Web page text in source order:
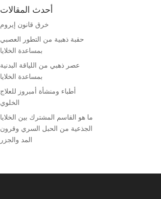
أحدث المقالات
خرق قانون إيروم
حقبة ذهبية من التطور العصبي
بمساعدة الخلايا
عصر ذهبي من اللياقة البدنية
بمساعدة الخلايا
أطباء ومنشأة أمبروز للعلاج
الخلوي
ما هو القاسم المشترك بين الخلايا
الجذعية من الحبل السري وقرون
المد والجزر